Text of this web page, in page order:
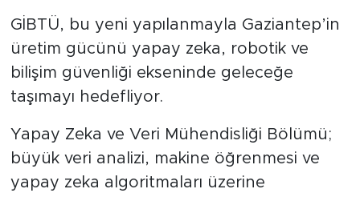
GİBTÜ, bu yeni yapılanmayla Gaziantep’in
üretim gücünü yapay zeka, robotik ve
bilişim güvenliği ekseninde geleceğe
taşımayı hedefliyor.
Yapay Zeka ve Veri Mühendisliği Bölümü;
büyük veri analizi, makine öğrenmesi ve
yapay zeka algoritmaları üzerine